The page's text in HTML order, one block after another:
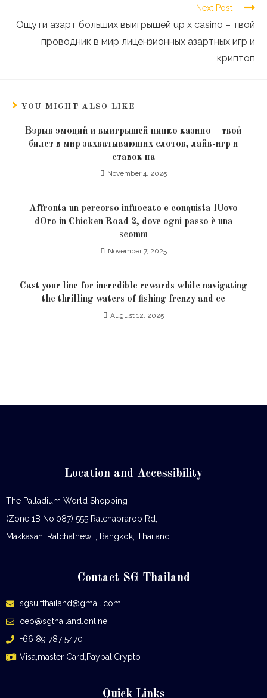
Next Post
Ощути азарт больших выигрышей up x casino – твой
проводник в мир лицензионных азартных игр и
криптоп
YOU MIGHT ALSO LIKE
Взрыв эмоций и выигрышей пинко казино – твой
билет в мир захватывающих слотов, лайв-игр и
ставок на
November 4, 2025
Affronta un percorso infuocato e conquista lUovo
dOro in Chicken Road 2, dove ogni passo è una
scomm
November 7, 2025
Cast your line for incredible rewards while navigating
the thrilling waters of fishing frenzy and ce
August 12, 2025
Location and Accessibility
The Palladium World Shopping
(Zone 1B No.087) 555 Ratchaprarop Rd,
Makkasan, Ratchathewi , Bangkok, Thailand
Contact SG Thailand
sgsuitthailand@gmail.com
ceo@sgthailand.online
+66 89 787 5470
Visa,master Card,Paypal,Crypto
Quick Links